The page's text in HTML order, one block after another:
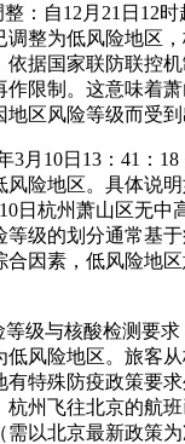
：自12月21日12
调整为低风险地区
依据国家联防联控
作限制。这意味着
区风险等级而受到
3月10日13：41：
风险地区。具体说
日杭州萧山区无中
等级的划分通常基
合因素，低风险地
级与核酸检测要求
低风险地区。旅客
有特殊防疫政策要
杭州飞往北京的航
以北京最新政策为